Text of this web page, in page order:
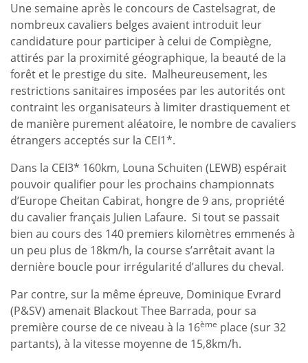
Une semaine après le concours de Castelsagrat, de
nombreux cavaliers belges avaient introduit leur
candidature pour participer à celui de Compiègne,
attirés par la proximité géographique, la beauté de la
forêt et le prestige du site. Malheureusement, les
restrictions sanitaires imposées par les autorités ont
contraint les organisateurs à limiter drastiquement et
de manière purement aléatoire, le nombre de cavaliers
étrangers acceptés sur la CEI1*.
Dans la CEI3* 160km, Louna Schuiten (LEWB) espérait
pouvoir qualifier pour les prochains championnats
d’Europe Cheitan Cabirat, hongre de 9 ans, propriété
du cavalier français Julien Lafaure. Si tout se passait
bien au cours des 140 premiers kilomètres emmenés à
un peu plus de 18km/h, la course s’arrêtait avant la
dernière boucle pour irrégularité d’allures du cheval.
Par contre, sur la même épreuve, Dominique Evrard
(P&SV) amenait Blackout Thee Barrada, pour sa
première course de ce niveau à la 16ème place (sur 32
partants), à la vitesse moyenne de 15,8km/h.